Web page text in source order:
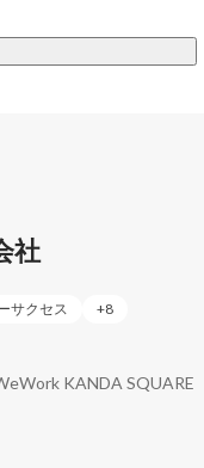
ス
社
サクセス +8
KANDA SQUARE